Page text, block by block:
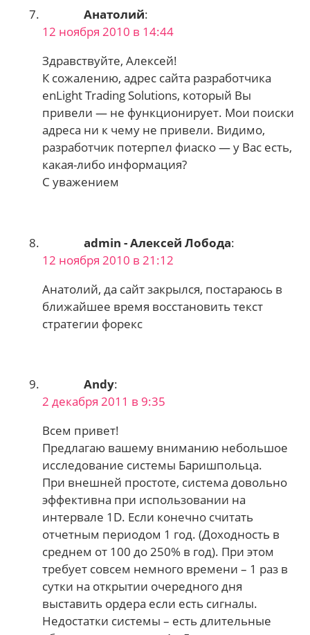
Анатолий:
12 ноября 2010 в 14:44
Здравствуйте, Алексей!
К сожалению, адрес сайта разработчика
enLight Trading Solutions, который Вы
привели — не функционирует. Мои поиски
адреса ни к чему не привели. Видимо,
разработчик потерпел фиаско — у Вас есть,
какая-либо информация?
С уважением
admin - Алексей Лобода:
12 ноября 2010 в 21:12
Анатолий, да сайт закрылся, постараюсь в
ближайшее время восстановить текст
стратегии форекс
Andy:
2 декабря 2011 в 9:35
Всем привет!
Предлагаю вашему вниманию небольшое
исследование системы Баришпольца.
При внешней простоте, система довольно
эффективна при использовании на
интервале 1D. Если конечно считать
отчетным периодом 1 год. (Доходность в
среднем от 100 до 250% в год). При этом
требует совсем немного времени – 1 раз в
сутки на открытии очередного дня
выставить ордера если есть сигналы.
Недостатки системы – есть длительные